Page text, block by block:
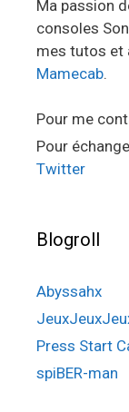
Ma passion
consoles
mes tutos et
Mamecab.
Pour me
Pour
Twitter
Blogroll
Abyssahx
Press Start
spiBER-man